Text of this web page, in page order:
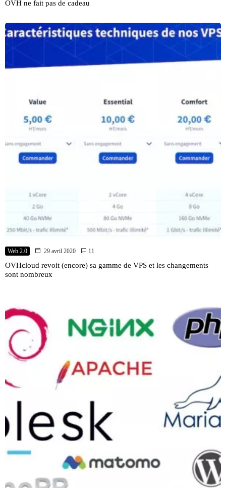
OVH ne fait pas de cadeau
Web 2.0 29 avril 2020 11
OVHcloud revoit (encore) sa gamme de VPS et les changements
sont nombreux